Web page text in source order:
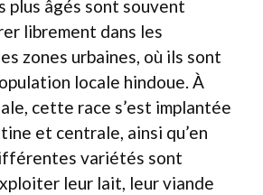
plus âgés sont souvent
librement dans les
zones urbaines, où ils sont
locale hindoue. À
cette race s’est implantée
et centrale, ainsi qu’en
variétés sont
leur lait, leur viande